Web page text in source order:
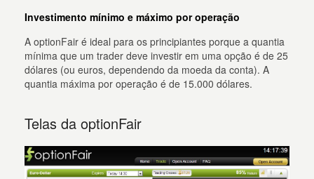
Investimento mínimo e máximo por operação
A optionFair é ideal para os principiantes porque a quantia
mínima que um trader deve investir em uma opção é de 25
dólares (ou euros, dependendo da moeda da conta). A
quantia máxima por operação é de 15.000 dólares.
Telas da optionFair